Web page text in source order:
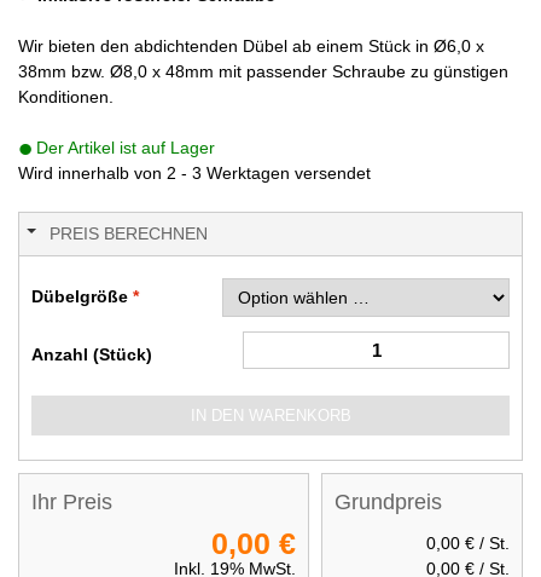
Wir bieten den abdichtenden Dübel ab einem Stück in Ø6,0 x
38mm bzw. Ø8,0 x 48mm mit passender Schraube zu günstigen
Konditionen.
Der Artikel ist auf Lager
Wird innerhalb von 2 - 3 Werktagen versendet
PREIS BERECHNEN
Dübelgröße
Anzahl (Stück)
IN DEN WARENKORB
Grundpreis
0,00 € / St.
0,00 € / St.
Ihr Preis
0,00 €
Inkl. 19% MwSt.